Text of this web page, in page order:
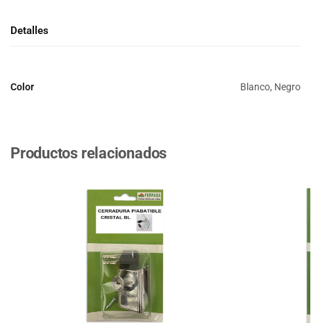
Detalles
Color Blanco, Negro
Productos relacionados